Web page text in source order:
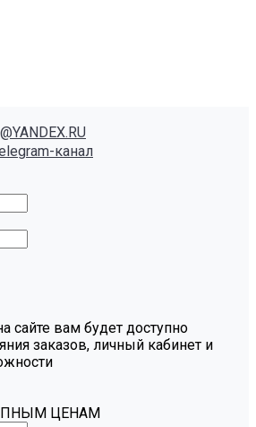
канал
сайте вам будет доступно
заказов, личный кабинет и
ЦЕНАМ